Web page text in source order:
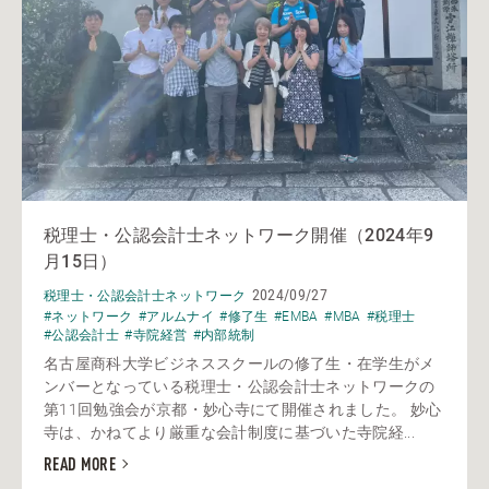
税理士・公認会計士ネットワーク開催（2024年9
月15日）
税理士・公認会計士ネットワーク 2024/09/27
#ネットワーク #アルムナイ #修了生 #EMBA #MBA #税理士
#公認会計士 #寺院経営 #内部統制
名古屋商科大学ビジネススクールの修了生・在学生がメ
ンバーとなっている税理士・公認会計士ネットワークの
第11回勉強会が京都・妙心寺にて開催されました。 妙心
寺は、かねてより厳重な会計制度に基づいた寺院経...
READ MORE